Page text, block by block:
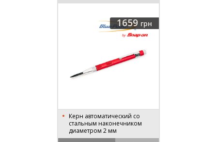
1659 грн
Керн автоматический со
стальным наконечником
диаметром 2 мм